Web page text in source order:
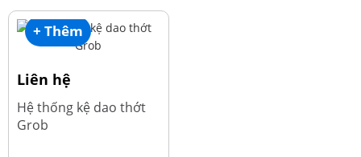
+ Thêm
Liên hệ
Hệ thống kệ dao thớt
Grob